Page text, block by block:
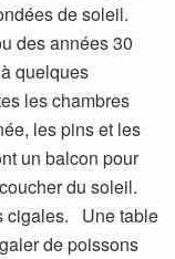
de soleil.
des années 30
quelques
les chambres
les pins et les
un balcon pour
du soleil.
cigales. Une table
de poissons